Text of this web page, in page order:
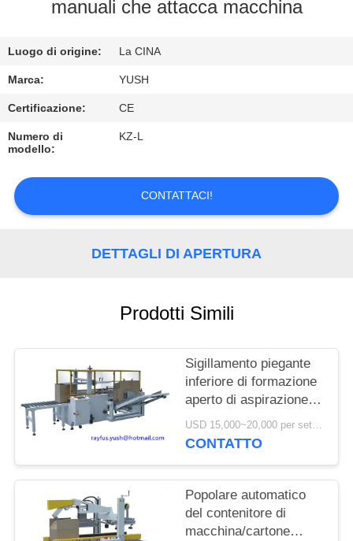
CONTROLLO
QUALITÀ
CONTATTICI
RICHIEDA
UNA
CITAZIONE
manuali che attacca macchina
Luogo di origine: La CINA
Marca: YUSH
Certificazione: CE
Numero di
modello:
KZ-L
CONTATTACI!
DETTAGLI DI APERTURA
Prodotti Simili
Sigillamento piegante
inferiore di formazione
aperto di aspirazione
automatica della
macchina dell'erettore
USD 15,000~20,000 per set MOQ:1 insieme
CONTATTO
Popolare automatico
del contenitore di
macchina/cartone